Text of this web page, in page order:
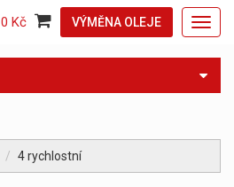
VÝMĚNA OLEJE
0 Kč
4 rychlostní